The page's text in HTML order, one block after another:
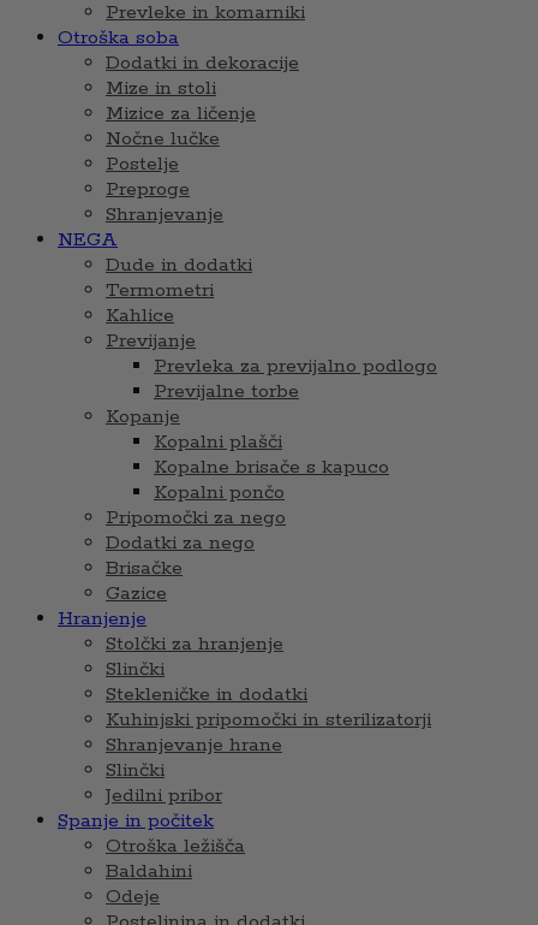
Prevleke in komarniki
Otroška soba
Dodatki in dekoracije
Mize in stoli
Mizice za ličenje
Nočne lučke
Postelje
Preproge
Shranjevanje
NEGA
Dude in dodatki
Termometri
Kahlice
Previjanje
Prevleka za previjalno podlogo
Previjalne torbe
Kopanje
Kopalni plašči
Kopalne brisače s kapuco
Kopalni pončo
Pripomočki za nego
Dodatki za nego
Brisačke
Gazice
Hranjenje
Stolčki za hranjenje
Slinčki
Stekleničke in dodatki
Kuhinjski pripomočki in sterilizatorji
Shranjevanje hrane
Slinčki
Jedilni pribor
Spanje in počitek
Otroška ležišča
Baldahini
Odeje